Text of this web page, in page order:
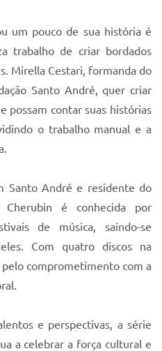
um pouco de sua história é
trabalho de criar bordados
Mirella Cestari, formanda do
Santo André, quer criar
possam contar suas histórias
o trabalho manual e a
Santo André e residente do
Cherubin é conhecida por
de música, saindo-se
Com quatro discos na
pelo comprometimento com a
e perspectivas, a série
a celebrar a força cultural e